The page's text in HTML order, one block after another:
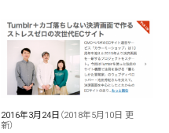
2016年3月24日 （2018年5月10日 更
新）